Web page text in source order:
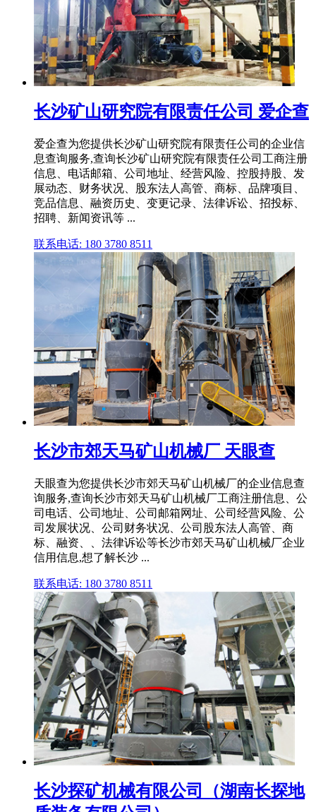
长沙矿山研究院有限责任公司 爱企查
爱企查为您提供长沙矿山研究院有限责任公司的企业信
息查询服务,查询长沙矿山研究院有限责任公司工商注册
信息、电话邮箱、公司地址、经营风险、控股持股、发
展动态、财务状况、股东法人高管、商标、品牌项目、
竞品信息、融资历史、变更记录、法律诉讼、招投标、
招聘、新闻资讯等 ...
联系电话: 180 3780 8511
长沙市郊天马矿山机械厂 天眼查
天眼查为您提供长沙市郊天马矿山机械厂的企业信息查
询服务,查询长沙市郊天马矿山机械厂工商注册信息、公
司电话、公司地址、公司邮箱网址、公司经营风险、公
司发展状况、公司财务状况、公司股东法人高管、商
标、融资、、法律诉讼等长沙市郊天马矿山机械厂企业
信用信息,想了解长沙 ...
联系电话: 180 3780 8511
长沙探矿机械有限公司（湖南长探地